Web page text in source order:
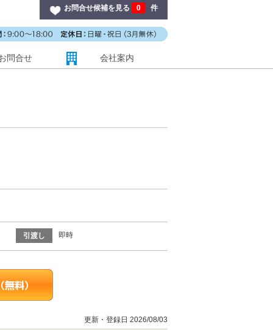
お問合せ候補を見る 0 件
問合せ 会社案内
引渡し 即時
更新・登録日 2026/08/03